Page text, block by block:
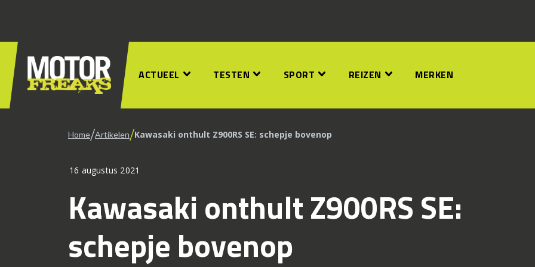
ACTUEEL TESTEN SPORT REIZEN MERKEN
Home/Artikelen/Kawasaki onthult Z900RS SE: schepje bovenop
16 augustus 2021
Kawasaki onthult Z900RS SE:
schepje bovenop